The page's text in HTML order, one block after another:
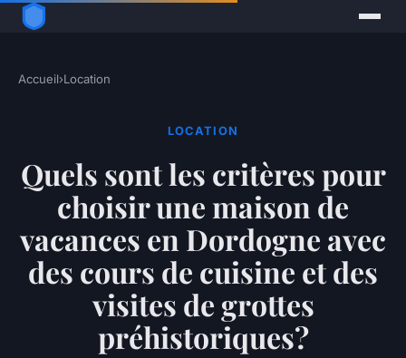
Accueil›Location
LOCATION
Quels sont les critères pour
choisir une maison de
vacances en Dordogne avec
des cours de cuisine et des
visites de grottes
préhistoriques?